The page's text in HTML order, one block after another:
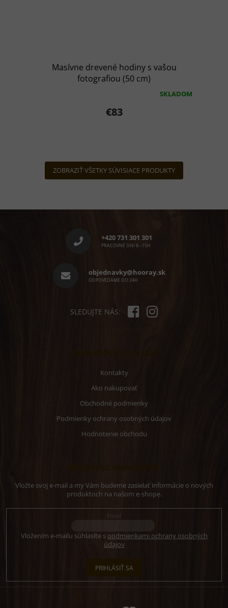
Masívne drevené hodiny s vašou
fotografiou (50 cm)
hviezdičiek.
SKLADOM
€83
ZOBRAZIŤ VŠETKY SÚVISIACE PRODUKTY
+420 731 301 301
PRACOVNÉ DNI 8 - 15H
objednavky@hooray.sk
ODPOVEDÁME DO 24H
SLEDUJTE NÁS:
Kontakty
Ako nakupovať
Obchodné podmienky
Podmienky ochrany osobných údajov
Hodnotenie obchodu
Vložte svoj e-mail a my Vám budeme zasielať informácie o nových
produktoch na našom e-shope.
Email
Vložením e-mailu súhlasíte s podmienkami ochrany osobných
údajov
PRIHLÁSIŤ SA